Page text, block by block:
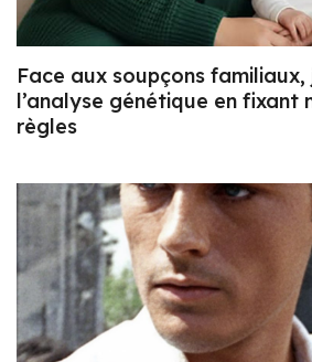
Face aux soupçons familiaux,
l’analyse génétique en fixant
règles